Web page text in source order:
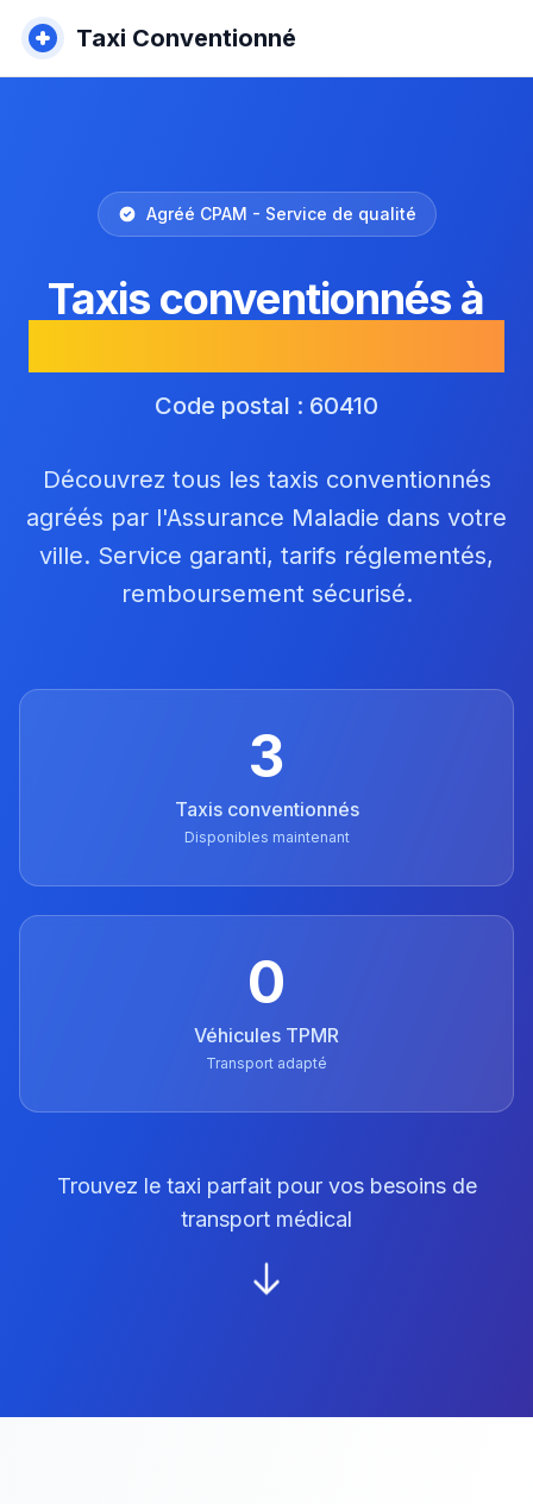
Taxi Conventionné
Agréé CPAM - Service de qualité
Taxis conventionnés à
Code postal : 60410
Découvrez tous les taxis conventionnés
agréés par l'Assurance Maladie dans votre
ville. Service garanti, tarifs réglementés,
remboursement sécurisé.
3
Taxis conventionnés
Disponibles maintenant
0
Véhicules TPMR
Transport adapté
Trouvez le taxi parfait pour vos besoins de
transport médical